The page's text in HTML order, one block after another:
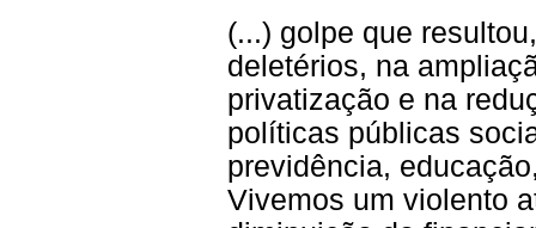
(...) golpe que
deletérios, na
privatização e na
políticas públicas
previdência,
Vivemos um violento